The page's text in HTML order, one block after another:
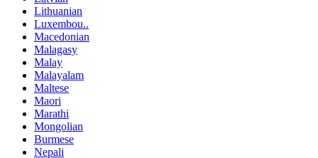
Lithuanian
Luxembou..
Macedonian
Malagasy
Malay
Malayalam
Maltese
Maori
Marathi
Mongolian
Burmese
Nepali